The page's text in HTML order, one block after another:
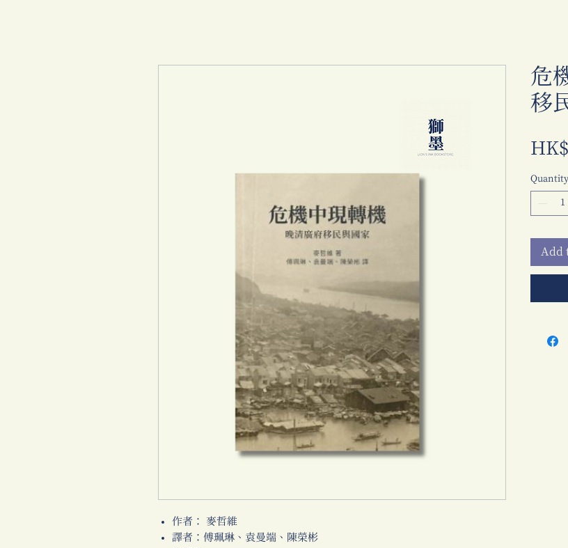
作者： 麥哲維
譯者：傅珮琳、袁曼端、陳榮彬
危
移
Quantity
Add